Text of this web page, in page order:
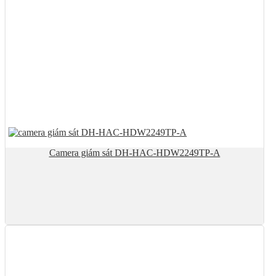
Camera giám sát DH-HAC-HDW2249TP-A